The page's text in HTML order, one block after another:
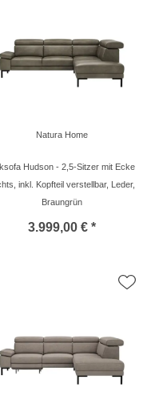
Natura Home
Hudson - 2,5-Sitzer mit Ecke
inkl. Kopfteil verstellbar, Leder,
Braungrün
3.999,00 € *